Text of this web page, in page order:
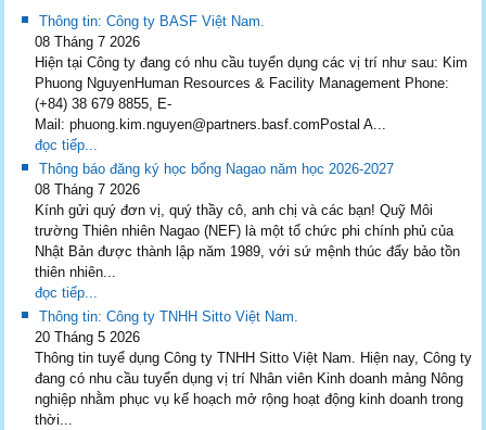
Thông tin: Công ty BASF Việt Nam.
08 Tháng 7 2026
Hiện tại Công ty đang có nhu cầu tuyển dụng các vị trí như sau: Kim
Phuong NguyenHuman Resources & Facility Management Phone:
(+84) 38 679 8855, E-
Mail: phuong.kim.nguyen@partners.basf.comPostal A...
đọc tiếp...
Thông báo đăng ký học bổng Nagao năm học 2026-2027
08 Tháng 7 2026
Kính gửi quý đơn vị, quý thầy cô, anh chị và các bạn! Quỹ Môi
trường Thiên nhiên Nagao (NEF) là một tổ chức phi chính phủ của
Nhật Bản được thành lập năm 1989, với sứ mệnh thúc đẩy bảo tồn
thiên nhiên...
đọc tiếp...
Thông tin: Công ty TNHH Sitto Việt Nam.
20 Tháng 5 2026
Thông tin tuyể dụng Công ty TNHH Sitto Việt Nam. Hiện nay, Công ty
đang có nhu cầu tuyển dụng vị trí Nhân viên Kinh doanh mảng Nông
nghiệp nhằm phục vụ kế hoạch mở rộng hoạt động kinh doanh trong
thời...